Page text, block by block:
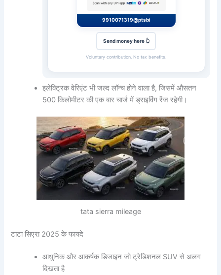
9910071319@ptsbi
Send money here 👆
Voluntary contribution. No tax benefits.
इलेक्ट्रिक वेरिएंट भी जल्द लॉन्च होने वाला है, जिसमें औसतन
500 किलोमीटर की एक बार चार्ज में ड्राइविंग रेंज रहेगी।
tata sierra mileage
टाटा सिएरा 2025 के फायदे
आधुनिक और आकर्षक डिजाइन जो ट्रेडिशनल SUV से अलग
दिखता है